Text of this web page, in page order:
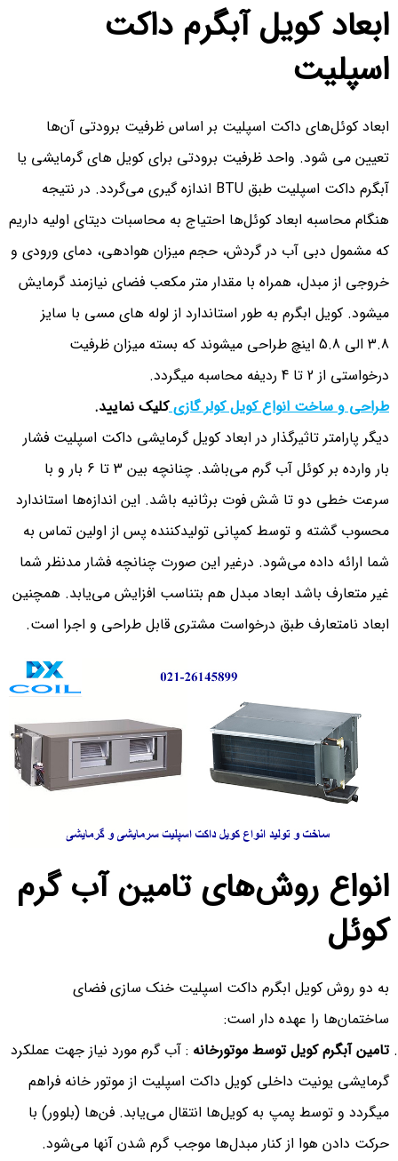
ابعاد کویل آبگرم داکت
اسپلیت
ابعاد کوئل‌های داکت اسپلیت بر اساس ظرفیت برودتی آن‌ها
تعیین می شود. واحد ظرفیت برودتی برای کویل های گرمایشی یا
آبگرم داکت اسپلیت طبق BTU اندازه گیری می‌گردد. در نتیجه
هنگام محاسبه ابعاد کوئل‌ها احتیاج به محاسبات دیتای اولیه داریم
که مشمول دبی آب در گردش، حجم میزان هوادهی، دمای ورودی و
خروجی از مبدل، همراه با مقدار متر مکعب فضای نیازمند گرمایش
میشود. کویل ابگرم به طور استاندارد از لوله های مسی با سایز
3.8 الی 5.8 اینچ طراحی میشوند که بسته میزان ظرفیت
درخواستی از 2 تا 4 ردیفه محاسبه میگردد.
طراحی و ساخت انواع کویل کولر گازیکلیک نمایید.
دیگر پارامتر تاثیرگذار در ابعاد کویل گرمایشی داکت اسپلیت فشار
بار وارده بر کوئل آب گرم می‌باشد. چنانچه بین 3 تا 6 بار و با
سرعت خطی دو تا شش فوت برثانیه باشد. این اندازه‌ها استاندارد
محسوب گشته و توسط کمپانی تولیدکننده پس از اولین تماس به
شما ارائه داده می‌شود. درغیر این صورت چنانچه فشار مدنظر شما
غیر متعارف باشد ابعاد مبدل هم بتناسب افزایش می‌یابد. همچنین
ابعاد نامتعارف طبق درخواست مشتری قابل طراحی و اجرا است.
انواع روش‌های تامین آب گرم
کوئل
به دو روش کویل ابگرم داکت اسپلیت خنک سازی فضای
ساختمان‌ها را عهده دار است:
تامین آبگرم کویل توسط موتورخانه : آب گرم مورد نیاز جهت عملکرد
گرمایشی یونیت داخلی کویل داکت اسپلیت از موتور خانه فراهم
میگردد و توسط پمپ به کویل‌ها انتقال می‌یابد. فن‌ها (بلوور) با
حرکت دادن هوا از کنار مبدل‌ها موجب گرم شدن آنها می‌شود.